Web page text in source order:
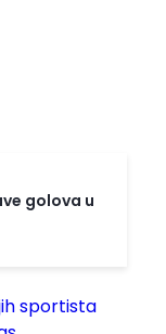
golova u